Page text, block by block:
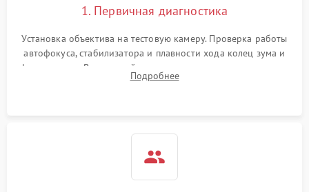
1. Первичная диагностика
Установка объектива на тестовую камеру. Проверка работы
автофокуса, стабилизатора и плавности хода колец зума и
фокусировки. Визуальный осмотр линз на наличие царапин,
грибка, пыли и оценка состояния контактов байонета.
Подробнее